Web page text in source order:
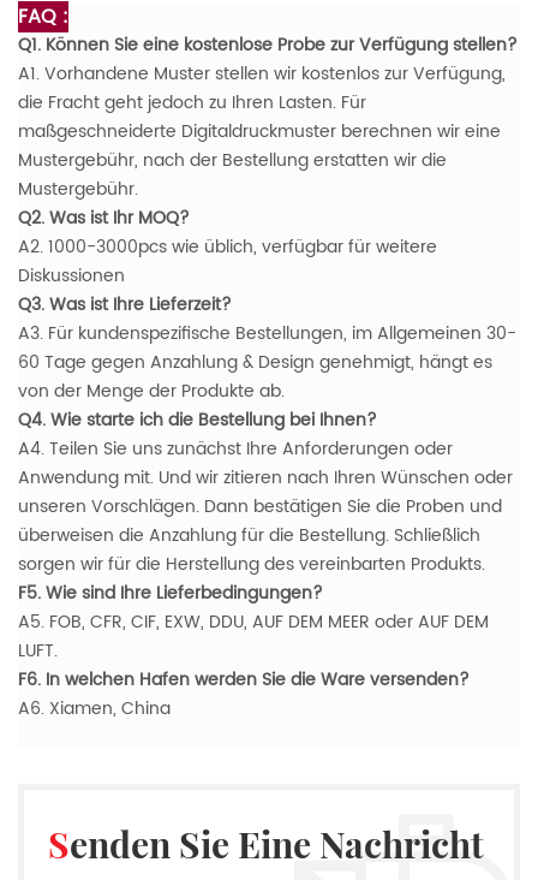
FAQ :
Q1. Können Sie eine kostenlose Probe zur Verfügung stellen?
A1. Vorhandene Muster stellen wir kostenlos zur Verfügung,
die Fracht geht jedoch zu Ihren Lasten. Für
maßgeschneiderte Digitaldruckmuster berechnen wir eine
Mustergebühr, nach der Bestellung erstatten wir die
Mustergebühr.
Q2. Was ist Ihr MOQ?
A2. 1000-3000pcs wie üblich, verfügbar für weitere
Diskussionen
Q3. Was ist Ihre Lieferzeit?
A3. Für kundenspezifische Bestellungen, im Allgemeinen 30-
60 Tage gegen Anzahlung & Design genehmigt, hängt es
von der Menge der Produkte ab.
Q4. Wie starte ich die Bestellung bei Ihnen?
A4. Teilen Sie uns zunächst Ihre Anforderungen oder
Anwendung mit. Und wir zitieren nach Ihren Wünschen oder
unseren Vorschlägen. Dann bestätigen Sie die Proben und
überweisen die Anzahlung für die Bestellung. Schließlich
sorgen wir für die Herstellung des vereinbarten Produkts.
F5. Wie sind Ihre Lieferbedingungen?
A5. FOB, CFR, CIF, EXW, DDU, AUF DEM MEER oder AUF DEM
LUFT.
F6. In welchen Hafen werden Sie die Ware versenden?
A6. Xiamen, China
Senden Sie Eine Nachricht